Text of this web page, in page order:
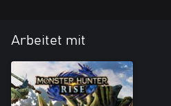
Arbeitet mit